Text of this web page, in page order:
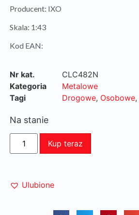
Producent: IXO
Skala: 1:43
Kod EAN:
Nr kat.
CLC482N
Kategoria
Metalowe
Tagi
Drogowe, Osobowe,
Na stanie
Kup teraz
Ulubione